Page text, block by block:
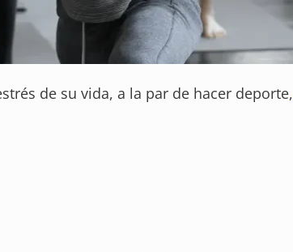
de su vida, a la par de hacer deporte,